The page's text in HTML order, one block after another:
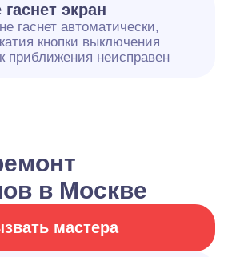
экран
гаснет автоматически,
кнопки выключения
приближения неисправен
в Москве
мастера